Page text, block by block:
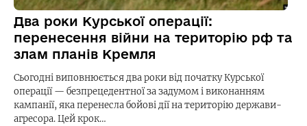
Два роки Курської операції:
перенесення війни на територію рф та
злам планів Кремля
Сьогодні виповнюється два роки від початку Курської
операції — безпрецедентної за задумом і виконанням
кампанії, яка перенесла бойові дії на територію держави-
агресора. Цей крок…